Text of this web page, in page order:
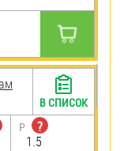
P
?
1.5
В СПИСОК